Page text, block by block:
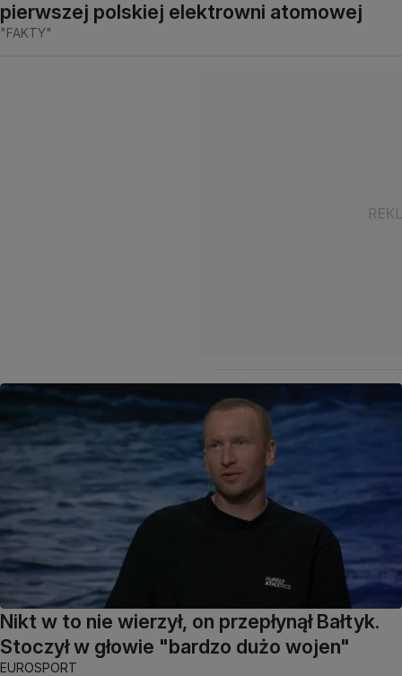
pierwszej polskiej elektrowni atomowej
"FAKTY"
Nikt w to nie wierzył, on przepłynął Bałtyk.
Stoczył w głowie "bardzo dużo wojen"
EUROSPORT